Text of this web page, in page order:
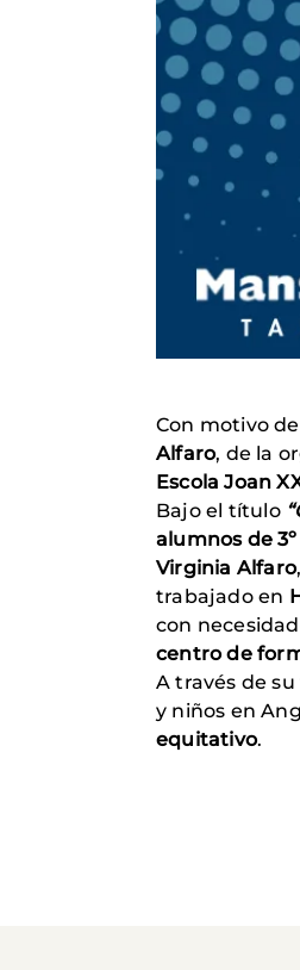
Con motivo
Alfaro, de la
Escola Joan
Bajo el título
alumnos de 3º
Virginia Alfaro
trabajado en
con
centro de
A través de
y niños en
equitativo.